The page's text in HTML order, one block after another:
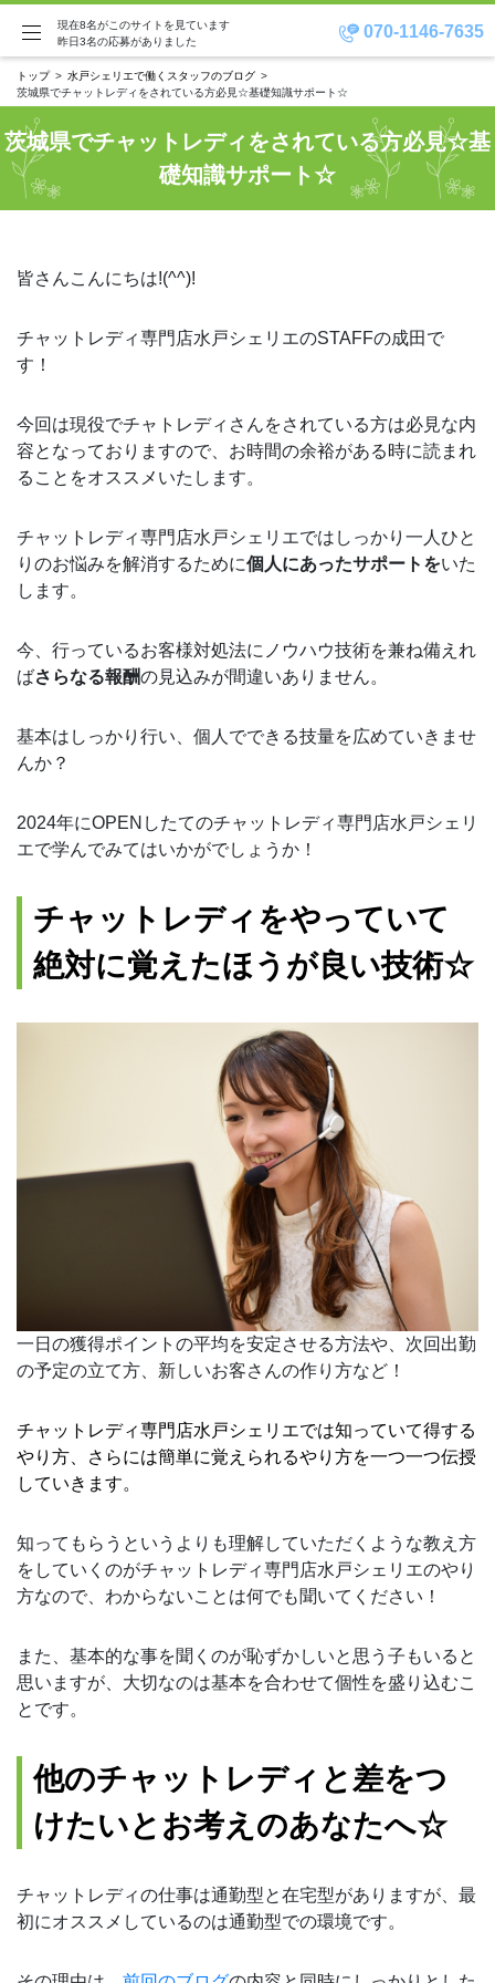
070-1146-7635
現在8名がこのサイトを見ています
昨日3名の応募がありました
トップ
水戸シェリエで働くスタッフのブログ
茨城県でチャットレディをされている方必見☆基礎知識サポート☆
茨城県でチャットレディをされている方必見☆基
礎知識サポート☆
皆さんこんにちは!(^^)!
チャットレディ専門店水戸シェリエのSTAFFの成田で
す！
今回は現役でチャトレディさんをされている方は必見な内
容となっておりますので、お時間の余裕がある時に読まれ
ることをオススメいたします。
チャットレディ専門店水戸シェリエではしっかり一人ひと
りのお悩みを解消するために個人にあったサポートをいた
します。
今、行っているお客様対処法にノウハウ技術を兼ね備えれ
ばさらなる報酬の見込みが間違いありません。
基本はしっかり行い、個人でできる技量を広めていきませ
んか？
2024年にOPENしたてのチャットレディ専門店水戸シェリ
エで学んでみてはいかがでしょうか！
チャットレディをやっていて
絶対に覚えたほうが良い技術☆
一日の獲得ポイントの平均を安定させる方法や、次回出勤
の予定の立て方、新しいお客さんの作り方など！
チャットレディ専門店水戸シェリエでは知っていて得する
やり方、さらには簡単に覚えられるやり方を一つ一つ伝授
していきます。
知ってもらうというよりも理解していただくような教え方
をしていくのがチャットレディ専門店水戸シェリエのやり
方なので、わからないことは何でも聞いてください！
また、基本的な事を聞くのが恥ずかしいと思う子もいると
思いますが、大切なのは基本を合わせて個性を盛り込むこ
とです。
他のチャットレディと差をつ
けたいとお考えのあなたへ☆
チャットレディの仕事は通勤型と在宅型がありますが、最
初にオススメしているのは通勤型での環境です。